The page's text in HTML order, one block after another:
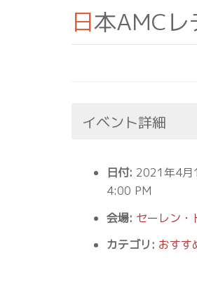
日本AMC
イベント詳細
日付: 2021年4
4:00 PM
会場: セーレン・
カテゴリ: おすす